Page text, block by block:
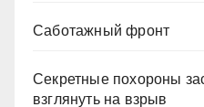
Саботажный фронт
Секретные похороны
взглянуть на взрыв